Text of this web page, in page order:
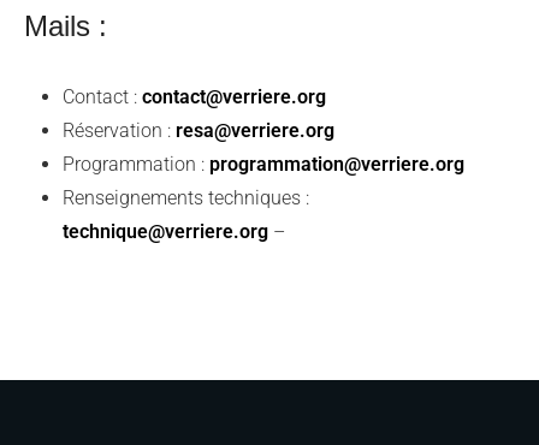
Mails :
Contact : contact@verriere.org
Réservation : resa@verriere.org
Programmation : programmation@verriere.org
Renseignements techniques :
technique@verriere.org –